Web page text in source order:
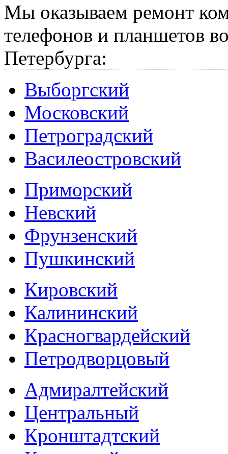
Мы оказываем ремонт
телефонов и планшетов
Петербурга:
Выборгский
Московский
Петроградский
Василеостровский
Приморский
Невский
Фрунзенский
Пушкинский
Кировский
Калининский
Красногвардейский
Петродворцовый
Адмиралтейский
Центральный
Кронштадтский